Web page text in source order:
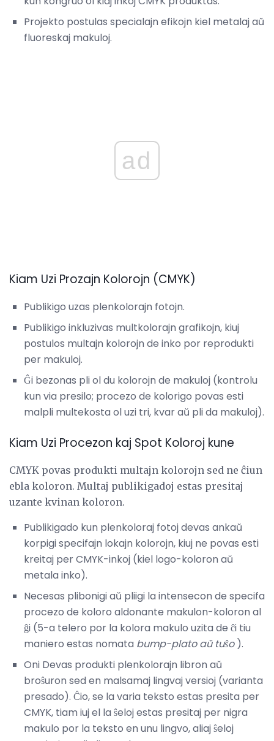
Projekto postulas specialajn efikojn kiel metalaj aŭ
fluoreskaj makuloj.
ad
Kiam Uzi Prozajn Kolorojn (CMYK)
Publikigo uzas plenkolorajn fotojn.
Publikigo inkluzivas multkolorajn grafikojn, kiuj
postulos multajn kolorojn de inko por reprodukti
per makuloj.
Ĝi bezonas pli ol du kolorojn de makuloj (kontrolu
kun via presilo; procezo de kolorigo povas esti
malpli multekosta ol uzi tri, kvar aŭ pli da makuloj).
Kiam Uzi Procezon kaj Spot Koloroj kune
CMYK povas produkti multajn kolorojn sed ne ĉiun
ebla koloron. Multaj publikigadoj estas presitaj
uzante kvinan koloron.
Publikigado kun plenkoloraj fotoj devas ankaŭ
korpigi specifajn lokajn kolorojn, kiuj ne povas esti
kreitaj per CMYK-inkoj (kiel logo-koloron aŭ
metala inko).
Necesas plibonigi aŭ pliigi la intensecon de specifa
procezo de koloro aldonante makulon-koloron al
ĝi (5-a telero por la kolora makulo uzita de ĉi tiu
maniero estas nomata bump-plato aŭ tuŝo).
Oni Devas produkti plenkolorajn libron aŭ
broŝuron sed en malsamaj lingvaj versioj (varianta
presado). Ĉio, se la varia teksto estas presita per
CMYK, tiam iuj el la ŝeloj estas presitaj per nigra
makulo por la teksto en unu lingvo, aliaj ŝeloj